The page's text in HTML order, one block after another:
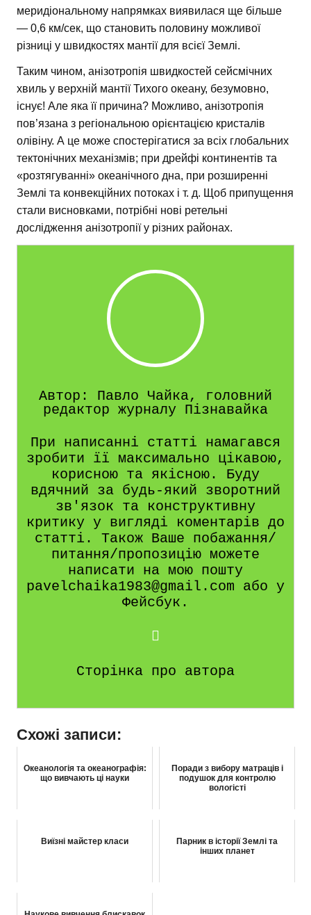
меридіональному напрямках виявилася ще більше
— 0,6 км/сек, що становить половину можливої
різниці у швидкостях мантії для всієї Землі.
Таким чином, анізотропія швидкостей сейсмічних
хвиль у верхній мантії Тихого океану, безумовно,
існує! Але яка її причина? Можливо, анізотропія
пов’язана з регіональною орієнтацією кристалів
олівіну. А це може спостерігатися за всіх глобальних
тектонічних механізмів; при дрейфі континентів та
«розтягуванні» океанічного дна, при розширенні
Землі та конвекційних потоках і т. д. Щоб припущення
стали висновками, потрібні нові ретельні
дослідження анізотропії у різних районах.
Автор: Павло Чайка, головний
редактор журналу Пізнавайка
При написанні статті намагався
зробити її максимально цікавою,
корисною та якісною. Буду
вдячний за будь-який зворотний
зв'язок та конструктивну
критику у вигляді коментарів до
статті. Також Ваше побажання/
питання/пропозицію можете
написати на мою пошту
pavelchaika1983@gmail.com або у
Фейсбук.
Сторінка про автора
Схожі записи:
Океанологія та океанографія:
що вивчають ці науки
Поради з вибору матраців і
подушок для контролю
вологісті
Виїзні майстер класи
Парник в історії Землі та
інших планет